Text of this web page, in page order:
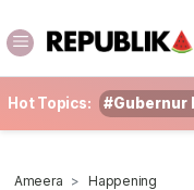
Hot Topics: #Gubernur
Ameera Happening